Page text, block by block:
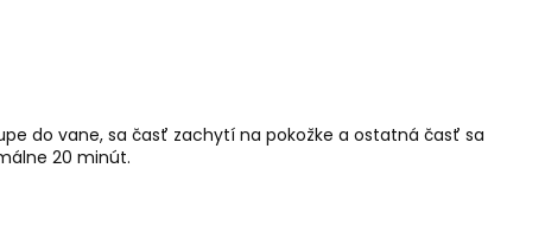
do vane, sa časť zachytí na pokožke a ostatná časť sa
20 minút.